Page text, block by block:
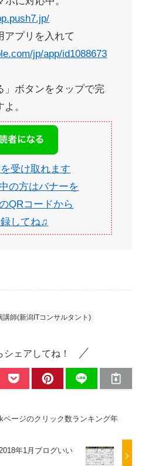
アプリを入れて
jp/app/id1088673
」ボタンをタップで完
。
受け取れます
の方はバナーを
QRコードから
してね♫
講師(新潟ITコンサルタント)
シェアしてね！
ページのクリック数ランキング年
年1月ブログいい